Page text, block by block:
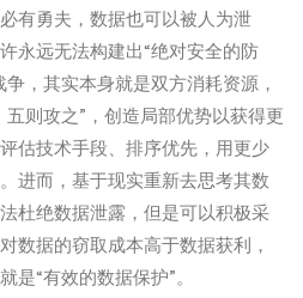
有勇夫，数据也可以被人为泄
永远无法构建出“绝对安全的防
，其实本身就是双方消耗资源，
则攻之”，创造局部优势以获得更
估技术手段、排序优先，用更少
进而，基于现实重新去思考其数
杜绝数据泄露，但是可以积极采
数据的窃取成本高于数据获利，
是“有效的数据保护”。